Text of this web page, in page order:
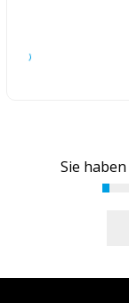
Sie haben